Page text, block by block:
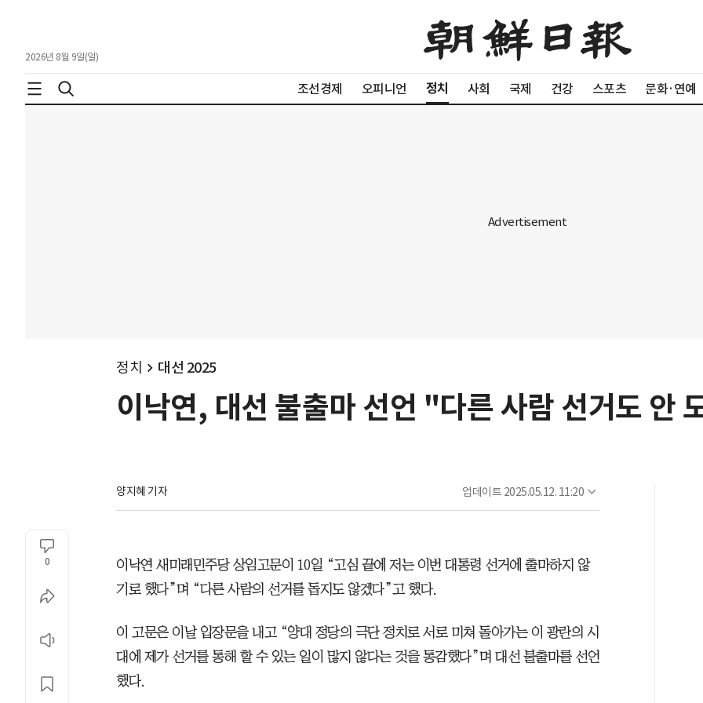
2026년 8월 9일(일)
조선경제 오피니언 정치 사회 국제 건강 스포츠 문화·연예
정치 대선 2025
이낙연, 대선 불출마 선언 "다른 사람 선거도 안
양지혜 기자 업데이트 2025.05.12. 11:20
0
이낙연 새미래민주당 상임고문이 10일 “고심 끝에 저는 이번 대통령 선거에 출마하지 않
기로 했다”며 “다른 사람의 선거를 돕지도 않겠다”고 했다.
이 고문은 이날 입장문을 내고 “양대 정당의 극단 정치로 서로 미쳐 돌아가는 이 광란의 시
대에 제가 선거를 통해 할 수 있는 일이 많지 않다는 것을 통감했다”며 대선 불출마를 선언
했다.